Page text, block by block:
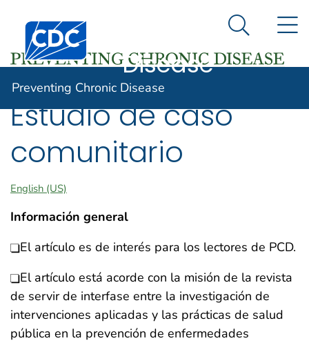
Así es como usted puede verificarlo
Centros para el Control y la Prevención de
Preventing
Disease
Search
Preventing Chronic Disease
Estudio de caso
comunitario
English (US)
Información general
El artículo es de interés para los lectores de PCD.
El artículo está acorde con la misión de la revista
de servir de interfase entre la investigación de
intervenciones aplicadas y las prácticas de salud
pública en la prevención de enfermedades